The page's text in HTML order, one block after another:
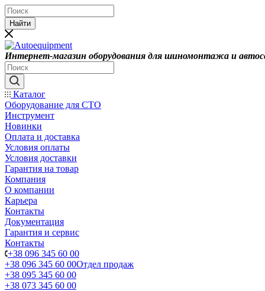
Найти
Интернет-магазин оборудования для шиномонтажа и
Каталог
Оборудование для СТО
Инструмент
Новинки
Оплата и доставка
Условия оплаты
Условия доставки
Гарантия на товар
Компания
О компании
Карьера
Контакты
Документация
Гарантия и сервис
Контакты
+38 096 345 60 00
+38 096 345 60 00Отдел продаж
+38 095 345 60 00
+38 073 345 60 00